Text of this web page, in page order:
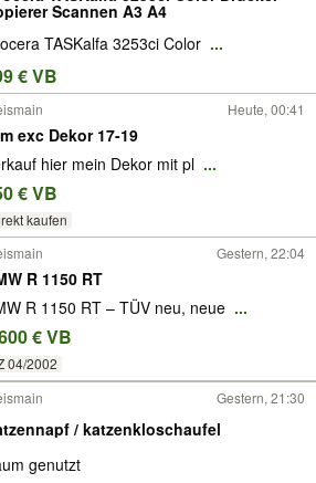
Scannen A3 A4
TASKalfa 3253ci Color ...
€ VB
Heute, 00:41
exc Dekor 17-19
hier mein Dekor mit pl ...
€ VB
kaufen
Gestern, 22:04
R 1150 RT
R 1150 RT – TÜV neu, neue ...
€ VB
04/2002
Gestern, 21:30
/ katzenkloschaufel
genutzt